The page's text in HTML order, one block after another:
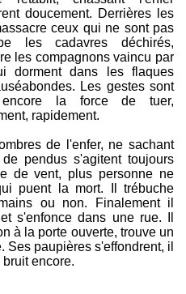
doucement. Derrières les
ceux qui ne sont pas
les cadavres déchirés,
les compagnons vaincu par
dorment dans les flaques
Les gestes sont
la force de tuer,
rapidement.
de l'enfer, ne sachant
pendus s'agitent toujours
de vent, plus personne ne
puent la mort. Il trébuche
ou non. Finalement il
s'enfonce dans une rue. Il
à la porte ouverte, trouve un
paupières s'effondrent, il
encore.